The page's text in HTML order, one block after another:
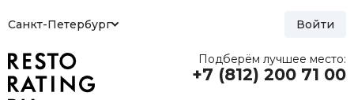
Санкт-Петербург Войти
Подберём лучшее место:
+7 (812) 200 71 00